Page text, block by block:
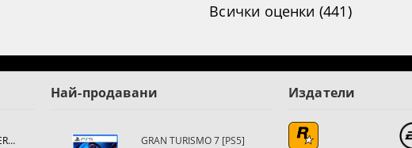
Всички оценки (441)
CALL OF DUTY: MODERN WARFARE 4[PS5]
Най-продавани
GRAN TURISMO 7 [PS5]
Издатели